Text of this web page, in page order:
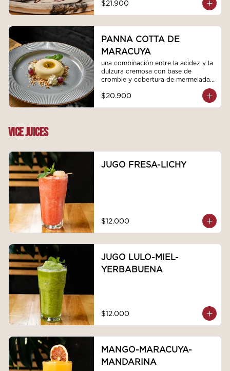
$21.900
PANNA COTTA DE
MARACUYA
una combinación entre la acidez y la
dulzura cremosa con base de
cromble y cobertura de mermelada
$20.900
VICE JUICES
JUGO FRESA-LICHY
$12.000
JUGO LULO-MIEL-
YERBABUENA
$12.000
MANGO-MARACUYA-
MANDARINA